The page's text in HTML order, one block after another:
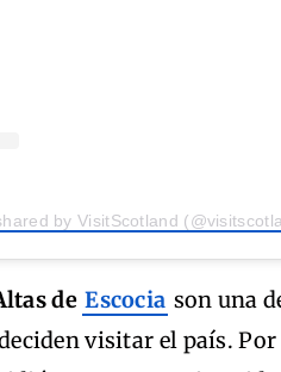
by VisitScotland
de Escocia son una
visitar el país. Por